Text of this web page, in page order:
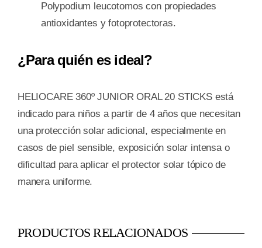
Polypodium leucotomos con propiedades
antioxidantes y fotoprotectoras.
¿Para quién es ideal?
HELIOCARE 360º JUNIOR ORAL 20 STICKS está
indicado para niños a partir de 4 años que necesitan
una protección solar adicional, especialmente en
casos de piel sensible, exposición solar intensa o
dificultad para aplicar el protector solar tópico de
manera uniforme.
PRODUCTOS RELACIONADOS